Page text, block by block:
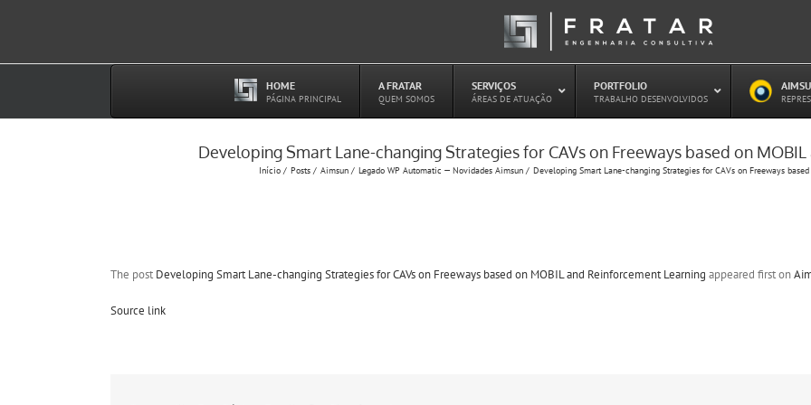
conteúdo
HOME
PÁGINA PRINCIPAL
A FRATAR
QUEM SOMOS
SERVIÇOS
ÁREAS DE ATUAÇÃO
Estudo de Concessões Rodoviárias
Estudo de Capacidade (HCM)
Otimização Semafórica
PORTFOLIO
TRABALHO DESENVOLVIDOS
Developing Smart Lane-changing Strategies for CAVs on Freeways based on
Início Posts Aimsun Legado WP Automatic — Novidades Aimsun Developing Smart Lane-changing Strategies for CAVs on Freeways
The post Developing Smart Lane-changing Strategies for CAVs on Freeways based on MOBIL and Reinforcement Learning appeared first on
Source link